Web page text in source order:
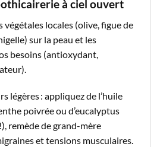
à ciel ouvert
végétales locales (olive, figue de
sur la peau et les
besoins (antioxydant,
légères : appliquez de l’huile
poivrée ou d’eucalyptus
remède de grand-mère
et tensions musculaires.​